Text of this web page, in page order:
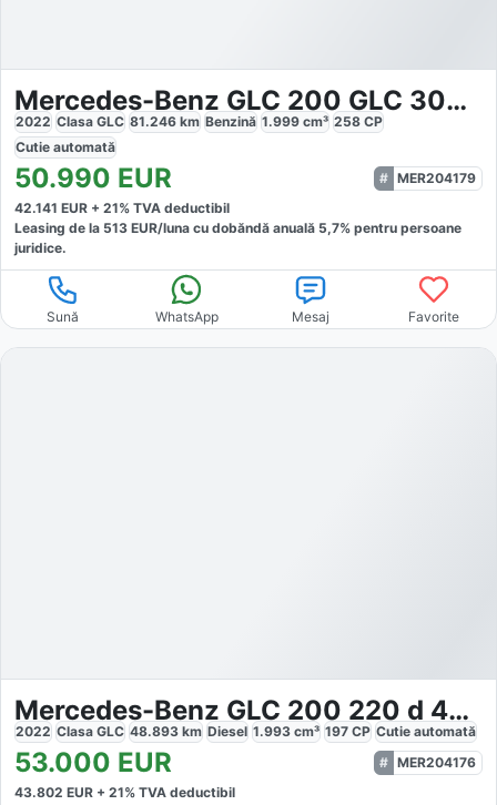
Mercedes-Benz GLC 200 GLC 300 4MATIC AMG Line
2022 Clasa GLC 81.246 km Benzină 1.999 cm³ 258 CP
Cutie automată
50.990 EUR
MER204179
42.141 EUR + 21% TVA deductibil
Leasing de la 513 EUR/luna cu dobăndă anuală 5,7% pentru persoane
juridice.
Sună WhatsApp Mesaj Favorite
Mercedes-Benz GLC 200 220 d 4MATIC AMG Line
2022 Clasa GLC 48.893 km Diesel 1.993 cm³ 197 CP Cutie automată
53.000 EUR
MER204176
43.802 EUR + 21% TVA deductibil